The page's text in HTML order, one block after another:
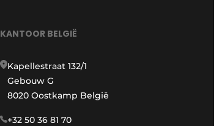
KANTOOR BELGIË
Kapellestraat 132/1
Gebouw G
8020 Oostkamp België
+32 50 36 81 70